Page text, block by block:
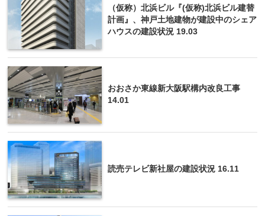
（仮称）北浜ビル『(仮称)北浜ビル建替
計画』、神戸土地建物が建設中のシェア
ハウスの建設状況 19.03
おおさか東線新大阪駅構内改良工事
14.01
読売テレビ新社屋の建設状況 16.11